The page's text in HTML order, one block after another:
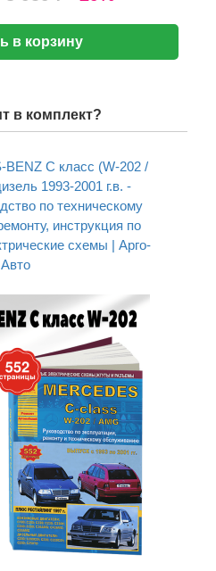
в корзину
в комплект?
BENZ C класс (W-202 /
1993-2001 г.в. -
по техническому
инструкция по
схемы | Арго-
Авто